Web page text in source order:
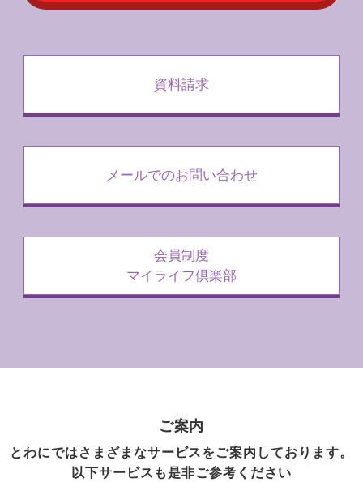
資料請求
メールでのお問い合わせ
会員制度
マイライフ倶楽部
ご案内
とわにではさまざまなサービスをご案内しております。
以下サービスも是非ご参考ください